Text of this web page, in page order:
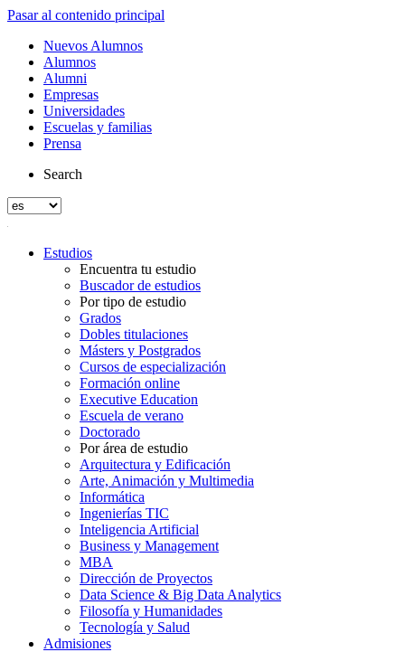
Pasar al contenido principal
Nuevos Alumnos
Alumnos
Alumni
Empresas
Universidades
Escuelas y familias
Prensa
Search
Estudios
Encuentra tu estudio
Buscador de estudios
Por tipo de estudio
Grados
Dobles titulaciones
Másters y Postgrados
Cursos de especialización
Formación online
Executive Education
Escuela de verano
Doctorado
Por área de estudio
Arquitectura y Edificación
Arte, Animación y Multimedia
Informática
Ingenierías TIC
Inteligencia Artificial
Business y Management
MBA
Dirección de Proyectos
Data Science & Big Data Analytics
Filosofía y Humanidades
Tecnología y Salud
Admisiones